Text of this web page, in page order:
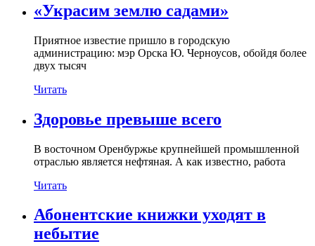
«Украсим землю садами»
Приятное известие пришло в городскую
администрацию: мэр Орска Ю. Черноусов, обойдя более
двух тысяч
Читать
Здоровье превыше всего
В восточном Оренбуржье крупнейшей промышленной
отраслью является нефтяная. А как известно, работа
Читать
Абонентские книжки уходят в
небытие